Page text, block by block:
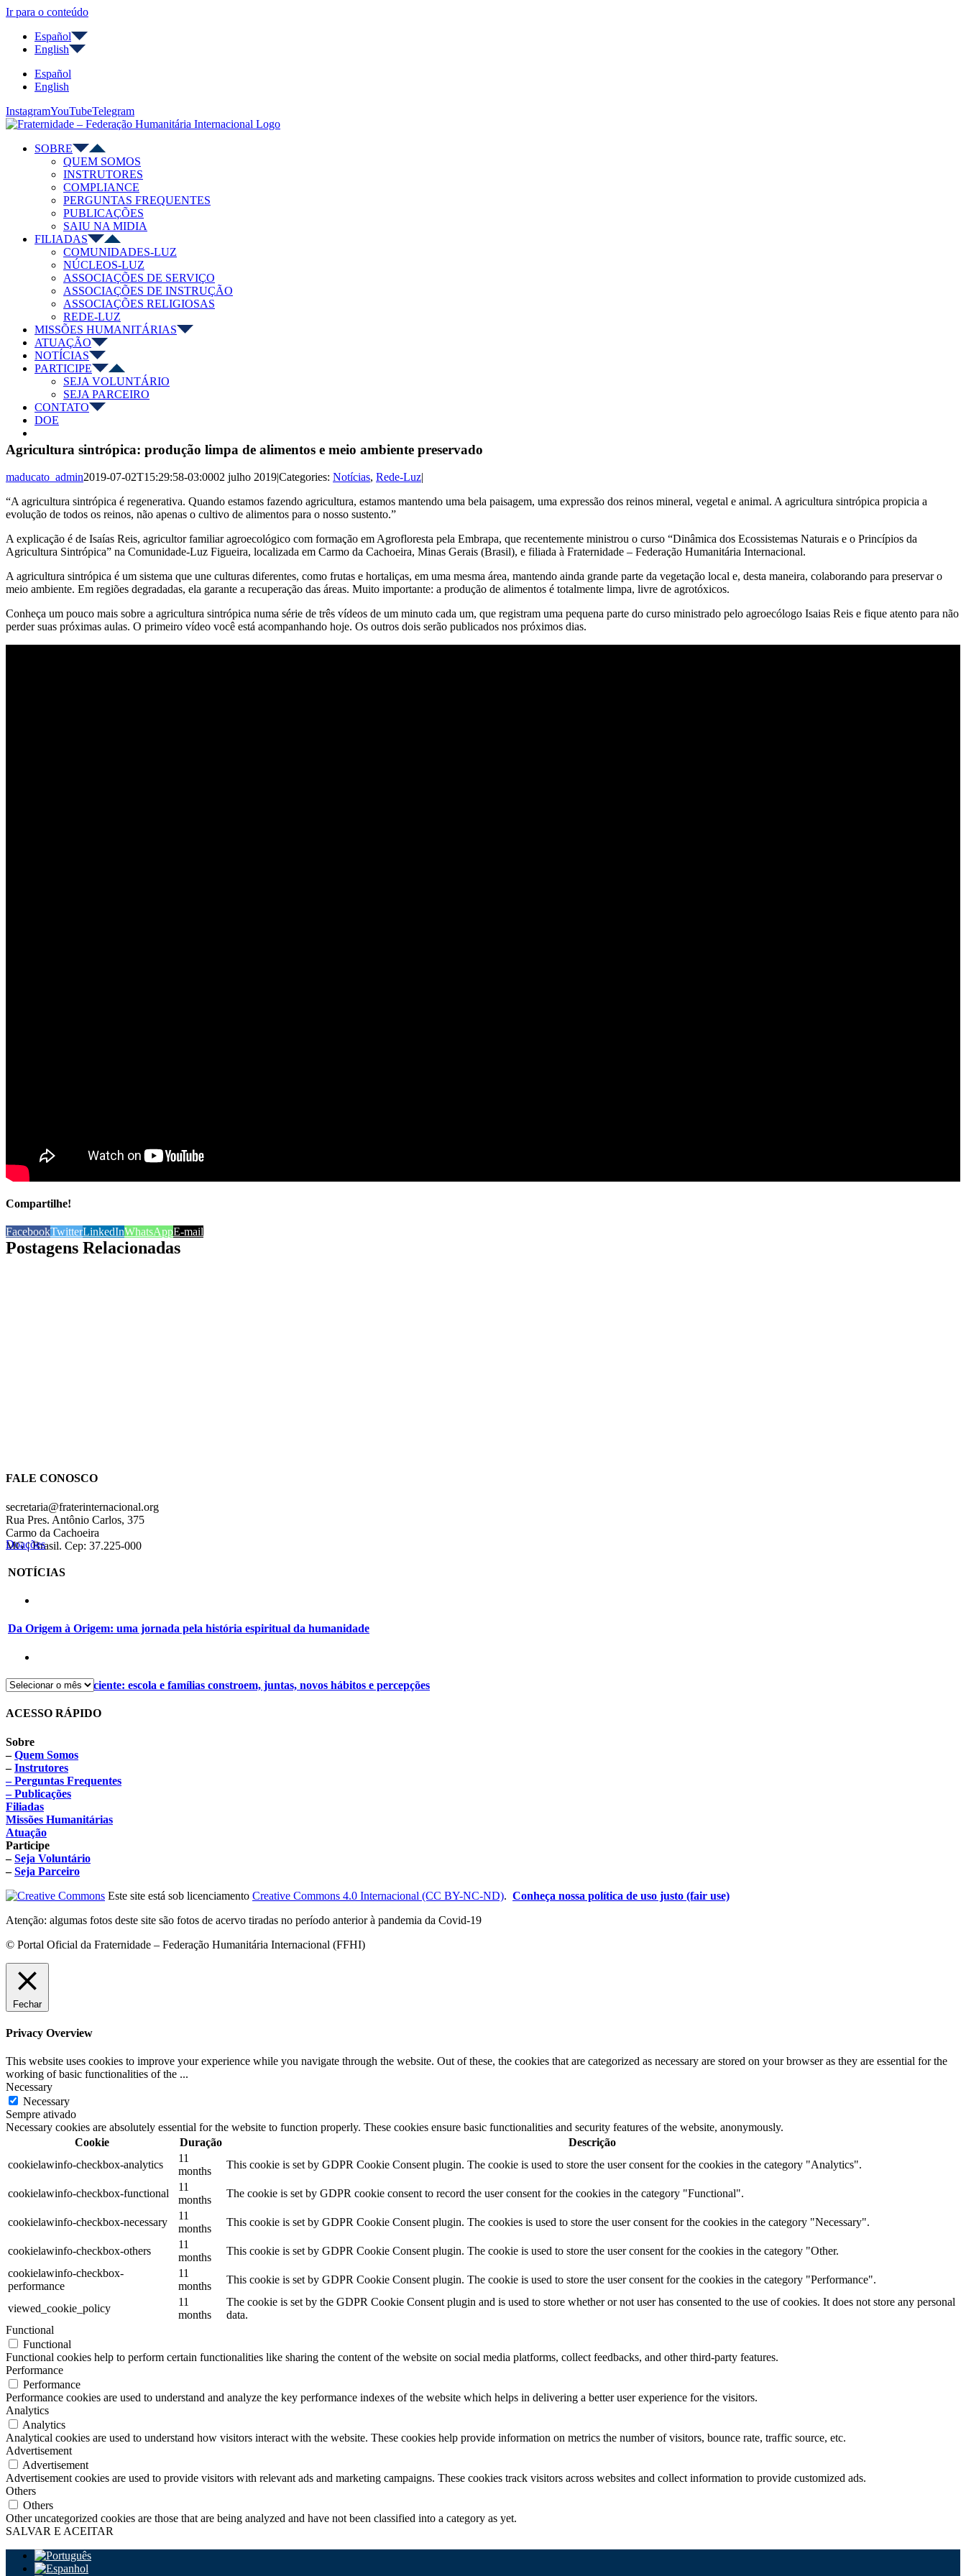
Ir para o conteúdo
Español
English
Español
English
InstagramYouTubeTelegram
SOBRE
QUEM SOMOS
INSTRUTORES
COMPLIANCE
PERGUNTAS FREQUENTES
PUBLICAÇÕES
SAIU NA MIDIA
FILIADAS
COMUNIDADES-LUZ
NÚCLEOS-LUZ
ASSOCIAÇÕES DE SERVIÇO
ASSOCIAÇÕES DE INSTRUÇÃO
ASSOCIAÇÕES RELIGIOSAS
REDE-LUZ
MISSÕES HUMANITÁRIAS
ATUAÇÃO
NOTÍCIAS
PARTICIPE
SEJA VOLUNTÁRIO
SEJA PARCEIRO
CONTATO
DOE
Agricultura sintrópica: produção limpa de alimentos e meio ambiente preservado
maducato_admin2019-07-02T15:29:58-03:0002 julho 2019|Categories: Notícias, Rede-Luz|
“A agricultura sintrópica é regenerativa. Quando estamos fazendo agricultura, estamos mantendo uma bela paisagem, uma expressão dos reinos mineral, vegetal e animal. A agricultura sintrópica propicia a
evolução de todos os reinos, não apenas o cultivo de alimentos para o nosso sustento.”
A explicação é de Isaías Reis, agricultor familiar agroecológico com formação em Agrofloresta pela Embrapa, que recentemente ministrou o curso “Dinâmica dos Ecossistemas Naturais e o Princípios da
Agricultura Sintrópica” na Comunidade-Luz Figueira, localizada em Carmo da Cachoeira, Minas Gerais (Brasil), e filiada à Fraternidade – Federação Humanitária Internacional.
A agricultura sintrópica é um sistema que une culturas diferentes, como frutas e hortaliças, em uma mesma área, mantendo ainda grande parte da vegetação local e, desta maneira, colaborando para preservar o
meio ambiente. Em regiões degradadas, ela garante a recuperação das áreas. Muito importante: a produção de alimentos é totalmente limpa, livre de agrotóxicos.
Conheça um pouco mais sobre a agricultura sintrópica numa série de três vídeos de um minuto cada um, que registram uma pequena parte do curso ministrado pelo agroecólogo Isaias Reis e fique atento para não
perder suas próximas aulas. O primeiro vídeo você está acompanhando hoje. Os outros dois serão publicados nos próximos dias.
Compartilhe!
FacebookTwitterLinkedInWhatsAppE-mail
Postagens Relacionadas
FALE CONOSCO
secretaria@fraterinternacional.org
Rua Pres. Antônio Carlos, 375
Carmo da Cachoeira
MG | Brasil. Cep: 37.225-000
Doações
NOTÍCIAS
Da Origem à Origem: uma jornada pela história espiritual da humanidade
Alimentação consciente: escola e famílias constroem, juntas, novos hábitos e percepções
ACESSO RÁPIDO
Sobre
–Quem Somos
–Instrutores
– Perguntas Frequentes
– Publicações
Filiadas
Missões Humanitárias
Atuação
Participe
–Seja Voluntário
–Seja Parceiro
Este site está sob licenciamento Creative Commons 4.0 Internacional (CC BY-NC-ND). Conheça nossa política de uso justo (fair use)
Atenção: algumas fotos deste site são fotos de acervo tiradas no período anterior à pandemia da Covid-19
© Portal Oficial da Fraternidade – Federação Humanitária Internacional (FFHI)
Fechar
Privacy Overview
This website uses cookies to improve your experience while you navigate through the website. Out of these, the cookies that are categorized as necessary are stored on your browser as they are essential for the
working of basic functionalities of the ...
Necessary
Necessary
Sempre ativado
Necessary cookies are absolutely essential for the website to function properly. These cookies ensure basic functionalities and security features of the website, anonymously.
Cookie
Duração
Descrição
cookielawinfo-checkbox-analytics
11
months
This cookie is set by GDPR Cookie Consent plugin. The cookie is used to store the user consent for the cookies in the category "Analytics".
cookielawinfo-checkbox-functional
11
months
The cookie is set by GDPR cookie consent to record the user consent for the cookies in the category "Functional".
cookielawinfo-checkbox-necessary
11
months
This cookie is set by GDPR Cookie Consent plugin. The cookies is used to store the user consent for the cookies in the category "Necessary".
cookielawinfo-checkbox-others
11
months
This cookie is set by GDPR Cookie Consent plugin. The cookie is used to store the user consent for the cookies in the category "Other.
cookielawinfo-checkbox-
performance
11
months
This cookie is set by GDPR Cookie Consent plugin. The cookie is used to store the user consent for the cookies in the category "Performance".
viewed_cookie_policy
11
months
The cookie is set by the GDPR Cookie Consent plugin and is used to store whether or not user has consented to the use of cookies. It does not store any personal
data.
Functional
Functional
Functional cookies help to perform certain functionalities like sharing the content of the website on social media platforms, collect feedbacks, and other third-party features.
Performance
Performance
Performance cookies are used to understand and analyze the key performance indexes of the website which helps in delivering a better user experience for the visitors.
Analytics
Analytics
Analytical cookies are used to understand how visitors interact with the website. These cookies help provide information on metrics the number of visitors, bounce rate, traffic source, etc.
Advertisement
Advertisement
Advertisement cookies are used to provide visitors with relevant ads and marketing campaigns. These cookies track visitors across websites and collect information to provide customized ads.
Others
Others
Other uncategorized cookies are those that are being analyzed and have not been classified into a category as yet.
SALVAR E ACEITAR